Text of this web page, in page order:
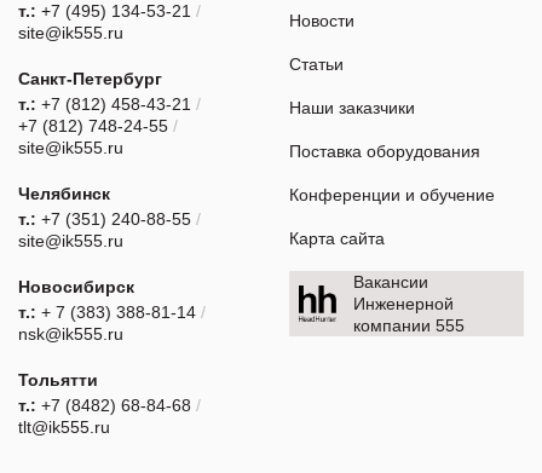
т.: +7 (495) 134-53-21 /
site@ik555.ru
Санкт-Петербург
т.: +7 (812) 458-43-21 /
+7 (812) 748-24-55 /
site@ik555.ru
Челябинск
т.: +7 (351) 240-88-55 /
site@ik555.ru
Новосибирск
т.: + 7 (383) 388-81-14 /
nsk@ik555.ru
Тольятти
т.: +7 (8482) 68-84-68 /
tlt@ik555.ru
Новости
Статьи
Наши заказчики
Поставка оборудования
Конференции и обучение
Карта сайта
Вакансии
Инженерной
компании 555